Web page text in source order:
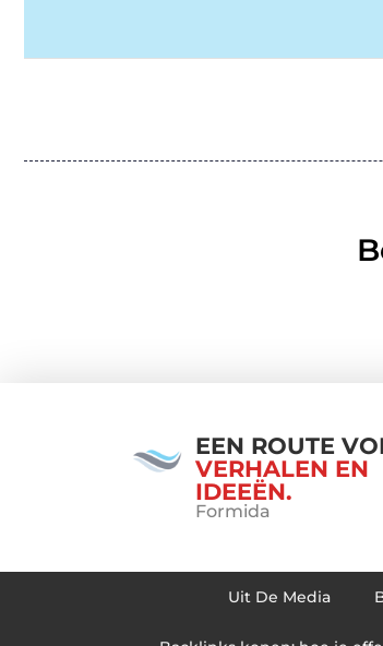
EEN ROUTE
VERHALEN EN
IDEEËN.
Formida
Uit De Media